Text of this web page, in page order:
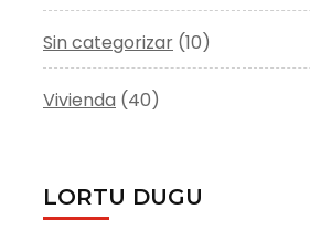
Sin categorizar (10)
Vivienda (40)
LORTU DUGU